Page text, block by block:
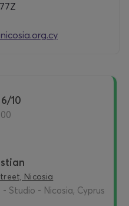
6/10
Nicosia
Studio - Nicosia, Cyprus